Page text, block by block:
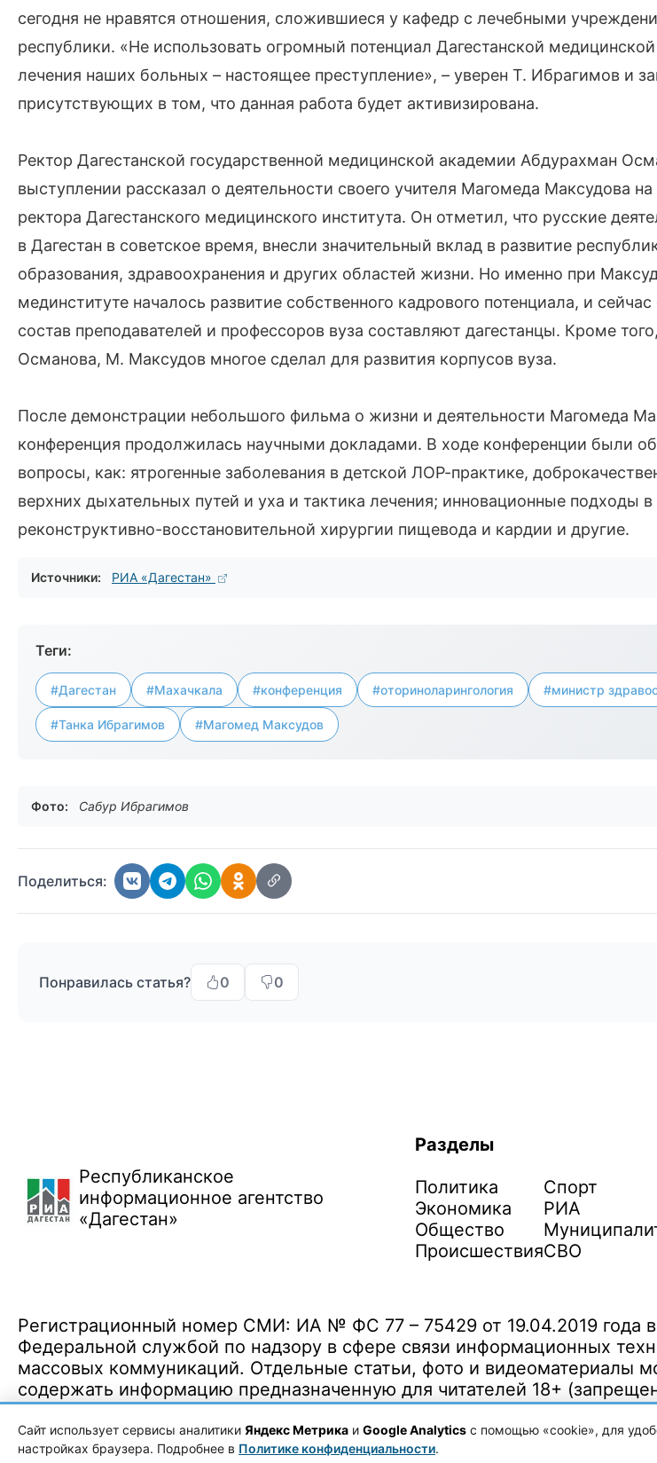
сегодня не нравятся отношения, сложившиеся у кафедр с лечебными
республики. «Не использовать огромный потенциал Дагестанской
лечения наших больных – настоящее преступление», – уверен Т. Ибрагимов и
присутствующих в том, что данная работа будет активизирована.
Ректор Дагестанской государственной медицинской академии Абдурахман
выступлении рассказал о деятельности своего учителя Магомеда Максудова
ректора Дагестанского медицинского института. Он отметил, что русские
в Дагестан в советское время, внесли значительный вклад в развитие
образования, здравоохранения и других областей жизни. Но именно при
мединституте началось развитие собственного кадрового потенциала, и
состав преподавателей и профессоров вуза составляют дагестанцы. Кроме
Османова, М. Максудов многое сделал для развития корпусов вуза.
После демонстрации небольшого фильма о жизни и деятельности Магомеда
конференция продолжилась научными докладами. В ходе конференции были
вопросы, как: ятрогенные заболевания в детской ЛОР-практике,
верхних дыхательных путей и уха и тактика лечения; инновационные подходы в
реконструктивно-восстановительной хирургии пищевода и кардии и другие.
Источники: РИА «Дагестан»
Теги:
#Дагестан #Махачкала #конференция #оториноларингология #министр
#Танка Ибрагимов #Магомед Максудов
Фото: Сабур Ибрагимов
Поделиться:
Понравилась статья? 0 0
Республиканское
информационное агентство
«Дагестан»
Разделы
Политика
Экономика
Общество
Происшествия
Спорт
РИА
СВО
Регистрационный номер СМИ: ИА № ФС 77 – 75429 от 19.04.2019 года
Федеральной службой по надзору в сфере связи информационных
массовых коммуникаций. Отдельные статьи, фото и видеоматериалы
содержать информацию предназначенную для читателей 18+
Сайт использует сервисы аналитики Яндекс Метрика и Google Analytics с помощью «cookie», для
настройках браузера. Подробнее в Политике конфиденциальности.